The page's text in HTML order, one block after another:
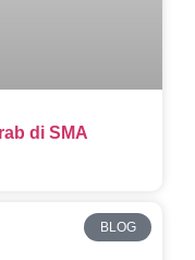
di SMA
BLOG